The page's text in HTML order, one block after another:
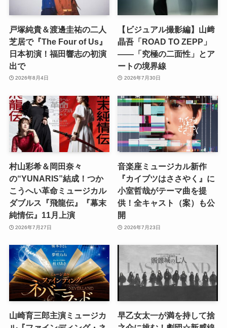
戸塚純貴＆渡邊圭祐の二人
芝居で『The Four of Us』
日本初演！福田響志の初演
出で
2026年8月4日
【ビジュアル撮影編】山﨑
晶吾「ROAD TO ZEPP」
――「究極の二面性」とア
ートの境界線
2026年7月30日
村山彩希＆岡田奈々
の“YUNARIS”結成！つか
こうへい革命ミュージカル
ダブルス『飛龍伝』『幕末
純情伝』11月上演
2026年7月27日
音楽座ミュージカル新作
『カイブツはささやく』に
小室哲哉がテーマ曲を提
供！全キャスト（案）も公
開
2026年7月23日
山崎育三郎主演ミュージカ
早乙女太一が満を持して捨